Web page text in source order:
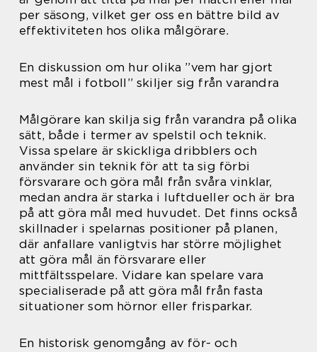
per säsong, vilket ger oss en bättre bild av
effektiviteten hos olika målgörare.
En diskussion om hur olika ”vem har gjort
mest mål i fotboll” skiljer sig från varandra
Målgörare kan skilja sig från varandra på olika
sätt, både i termer av spelstil och teknik.
Vissa spelare är skickliga dribblers och
använder sin teknik för att ta sig förbi
försvarare och göra mål från svåra vinklar,
medan andra är starka i luftdueller och är bra
på att göra mål med huvudet. Det finns också
skillnader i spelarnas positioner på planen,
där anfallare vanligtvis har större möjlighet
att göra mål än försvarare eller
mittfältsspelare. Vidare kan spelare vara
specialiserade på att göra mål från fasta
situationer som hörnor eller frisparkar.
En historisk genomgång av för- och